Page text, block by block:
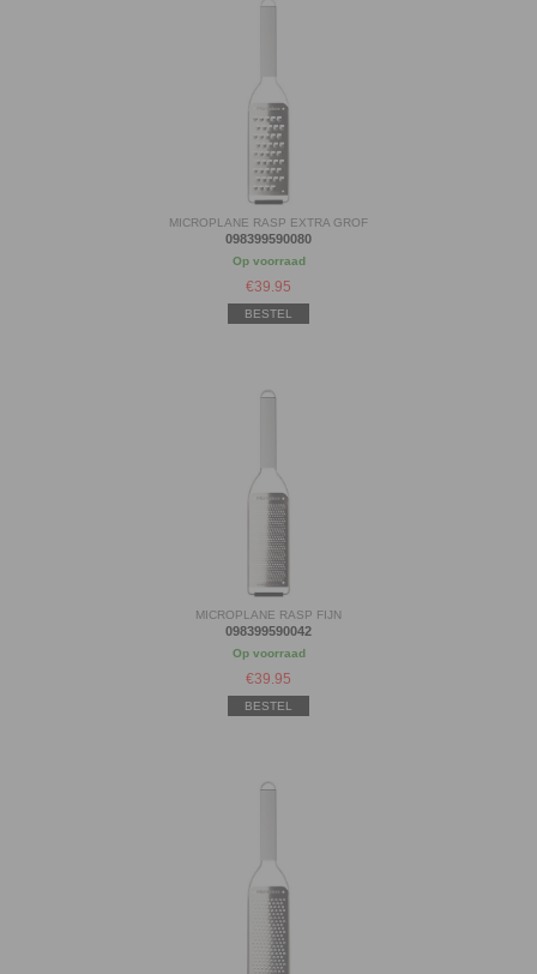
MICROPLANE RASP EXTRA GROF
098399590080
Op voorraad
€39.95
BESTEL
MICROPLANE RASP FIJN
098399590042
Op voorraad
€39.95
BESTEL